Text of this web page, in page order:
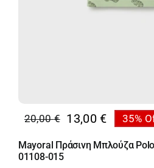
20,00€
Original
price
was:
13,00 €
Η
τρέχουσα
τιμή
35%
Mayoral Πράσινη Μπλούζα Polo
01108-015